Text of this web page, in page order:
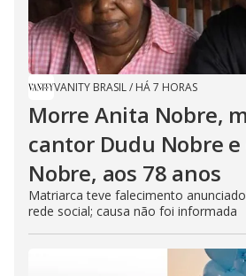
VANITY BRASIL/ HÁ 7 HORAS
Morre Anita Nobre,
cantor Dudu Nobre
Nobre, aos 78 anos
Matriarca teve falecimento
rede social; causa não foi informada